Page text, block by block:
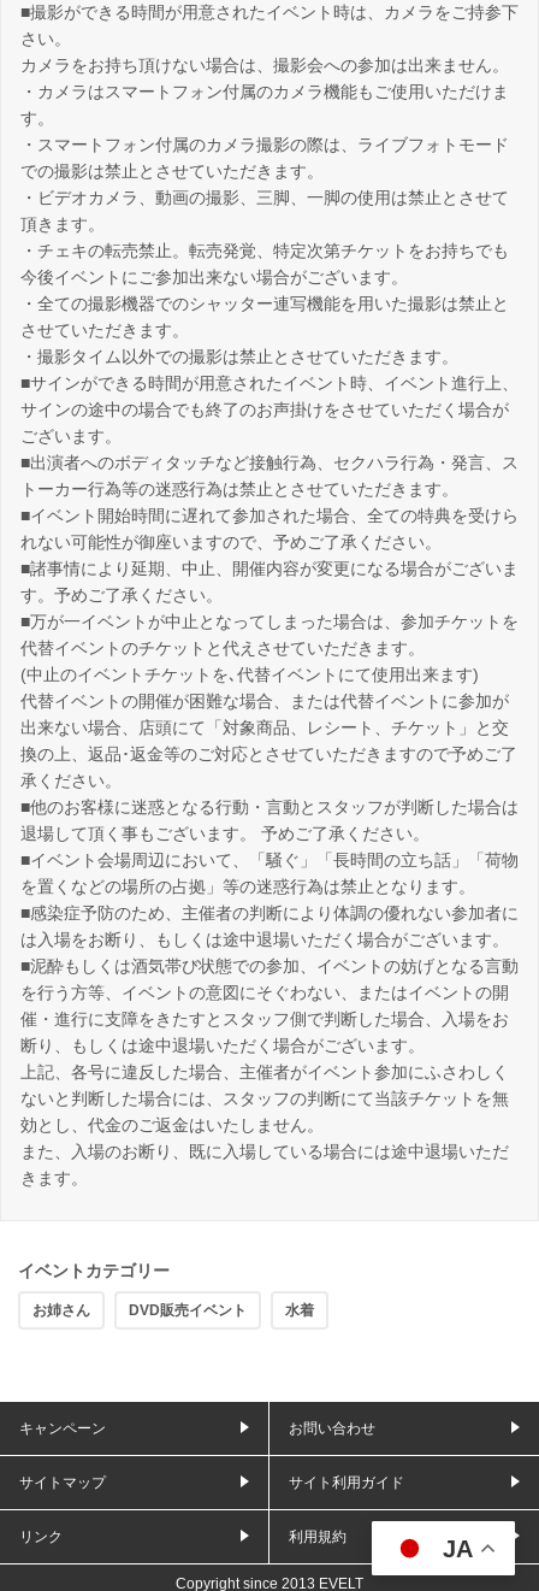
■撮影ができる時間が用意されたイベント時は、カメラをご持参下
さい。
カメラをお持ち頂けない場合は、撮影会への参加は出来ません。
・カメラはスマートフォン付属のカメラ機能もご使用いただけま
す。
・スマートフォン付属のカメラ撮影の際は、ライブフォトモード
での撮影は禁止とさせていただきます。
・ビデオカメラ、動画の撮影、三脚、一脚の使用は禁止とさせて
頂きます。
・チェキの転売禁止。転売発覚、特定次第チケットをお持ちでも
今後イベントにご参加出来ない場合がございます。
・全ての撮影機器でのシャッター連写機能を用いた撮影は禁止と
させていただきます。
・撮影タイム以外での撮影は禁止とさせていただきます。
■サインができる時間が用意されたイベント時、イベント進行上、
サインの途中の場合でも終了のお声掛けをさせていただく場合が
ございます。
■出演者へのボディタッチなど接触行為、セクハラ行為・発言、ス
トーカー行為等の迷惑行為は禁止とさせていただきます。
■イベント開始時間に遅れて参加された場合、全ての特典を受けら
れない可能性が御座いますので、予めご了承ください。
■諸事情により延期、中止、開催内容が変更になる場合がございま
す。予めご了承ください。
■万が一イベントが中止となってしまった場合は、参加チケットを
代替イベントのチケットと代えさせていただきます。
(中止のイベントチケットを､代替イベントにて使用出来ます)
代替イベントの開催が困難な場合、または代替イベントに参加が
出来ない場合、店頭にて「対象商品、レシート、チケット」と交
換の上、返品･返金等のご対応とさせていただきますので予めご了
承ください。
■他のお客様に迷惑となる行動・言動とスタッフが判断した場合は
退場して頂く事もございます。 予めご了承ください。
■イベント会場周辺において、「騒ぐ」「長時間の立ち話」「荷物
を置くなどの場所の占拠」等の迷惑行為は禁止となります。
■感染症予防のため、主催者の判断により体調の優れない参加者に
は入場をお断り、もしくは途中退場いただく場合がございます。
■泥酔もしくは酒気帯び状態での参加、イベントの妨げとなる言動
を行う方等、イベントの意図にそぐわない、またはイベントの開
催・進行に支障をきたすとスタッフ側で判断した場合、入場をお
断り、もしくは途中退場いただく場合がございます。
上記、各号に違反した場合、主催者がイベント参加にふさわしく
ないと判断した場合には、スタッフの判断にて当該チケットを無
効とし、代金のご返金はいたしません。
また、入場のお断り、既に入場している場合には途中退場いただ
きます。
イベントカテゴリー
お姉さん DVD販売イベント 水着
JA
キャンペーン お問い合わせ
サイトマップ サイト利用ガイド
リンク 利用規約
Copyright since 2013 EVELT